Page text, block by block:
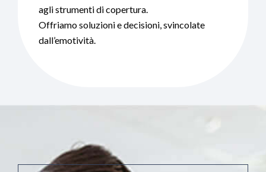
agli strumenti di copertura.
Offriamo soluzioni e decisioni, svincolate
dall’emotività.